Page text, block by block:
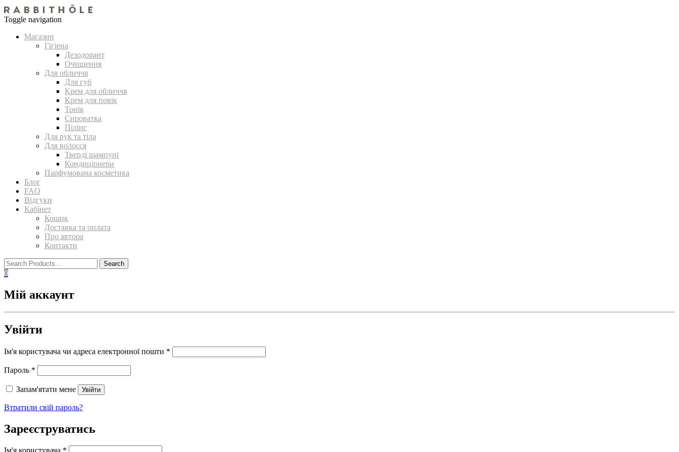
Toggle navigation
Магазин
Гігіена
Дезодорант
Очищення
Для обличчя
Для губ
Крем для обличчя
Крем для повік
Тонік
Сироватка
Пілінг
Для рук та тіла
Для волосся
Тверді шампуні
Кондиціонери
Парфумована косметика
Блог
FAQ
Відгуки
Кабінет
Кошик
Доставка та оплата
Про автора
Контакти
0
Мій аккаунт
Увійти
Ім'я користувача чи адреса електронної пошти *
Пароль *
Запам'ятати мене Увійти
Втратили свій пароль?
Зареєструватись